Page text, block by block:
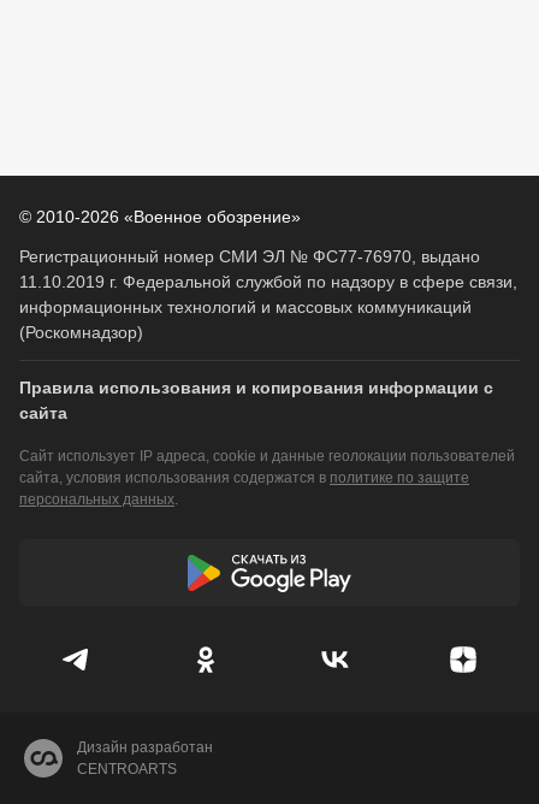
© 2010-2026 «Военное обозрение»
Регистрационный номер СМИ ЭЛ № ФС77-76970, выдано
11.10.2019 г. Федеральной службой по надзору в сфере связи,
информационных технологий и массовых коммуникаций
(Роскомнадзор)
Правила использования и копирования информации с
сайта
Сайт использует IP адреса, cookie и данные геолокации пользователей
сайта, условия использования содержатся в политике по защите
персональных данных.
Дизайн разработан
CENTROARTS